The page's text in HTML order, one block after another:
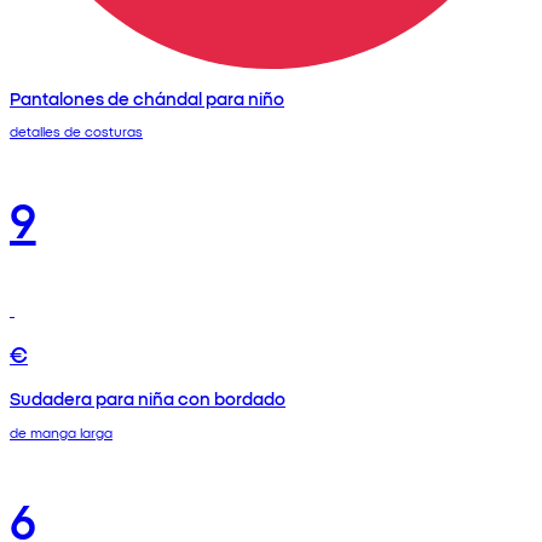
Pantalones de chándal para niño
detalles de costuras
9
€
Sudadera para niña con bordado
de manga larga
6